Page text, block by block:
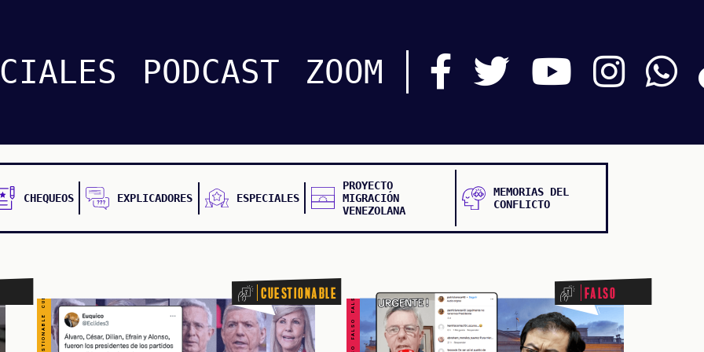
PODCAST ZOOM
CHEQUEOS EXPLICADORES ESPECIALES
PROYECTO
MIGRACIÓN
VENEZOLANA
MEMORIAS DEL
CONFLICTO
CUESTIONABLE CUESTIONABLE CUESTIONABLE CUESTIONABLE CUESTIONABLE CUESTIONABLE CUESTIONABLE Cuestionable Falso